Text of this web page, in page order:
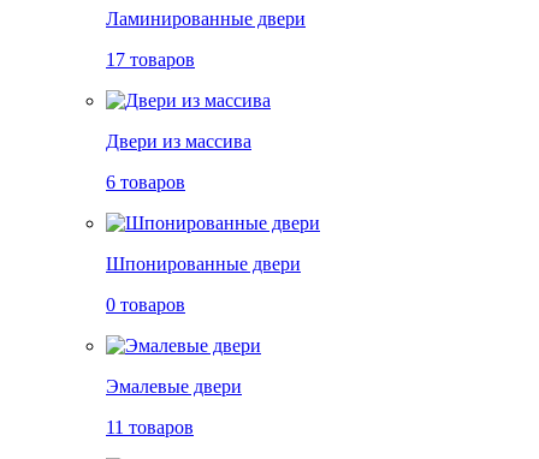
Ламинированные двери
17 товаров
Двери из массива
6 товаров
Шпонированные двери
0 товаров
Эмалевые двери
11 товаров